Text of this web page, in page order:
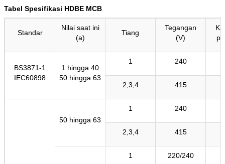
Tabel Spesifikasi HDBE MCB
Standar
Nilai saat ini
(a)
Tiang
Tegangan
(V)
BS3871-1
IEC60898
1 hingga 40
50 hingga 63
1 240
2,3,4 415
50 hingga 63
1 240
2,3,4 415
1 220/240